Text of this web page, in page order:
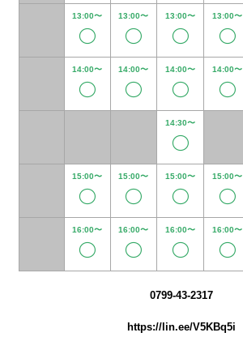
13:00〜 13:00〜 13:00〜 13:00〜
14:00〜 14:00〜 14:00〜 14:00〜
14:30〜
15:00〜 15:00〜 15:00〜 15:00〜
16:00〜 16:00〜 16:00〜 16:00〜
0799-43-2317
https://lin.ee/V5KBq5i